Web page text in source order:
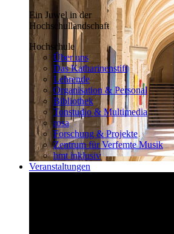
Ein Juwel in der
Hochschullandschaft
Hochschule
Über uns
Das Katharinenstift
Lehrende
Organisation & Personal
Bibliothek
Tonstudio & Multimedia
rosa
Forschung & Projekte
Zentrum für Verfemte Musik
hmt inklusiv
Veranstaltungen